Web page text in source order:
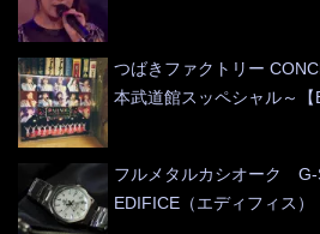
つばきファクトリー
本武道館スッペシャル～【
フルメタルカシオーク G-
EDIFICE（エディフィス）